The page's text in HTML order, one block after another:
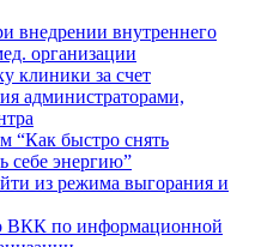
внедрении внутреннего
организации
клиники за счет
администраторами,
“Как быстро снять
себе энергию”
из режима выгорания и
ВКК по информационной